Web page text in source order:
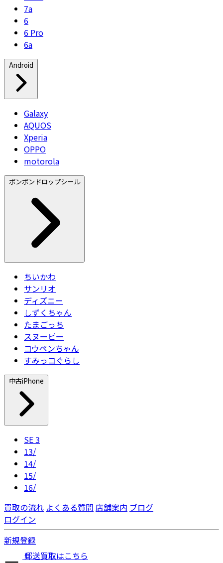
7a
6
6 Pro
6a
Android
Galaxy
AQUOS
Xperia
OPPO
motorola
ボンボンドロップシール
ちいかわ
サンリオ
ディズニー
しずくちゃん
たまごっち
スヌーピー
コウペンちゃん
すみっコぐらし
中古iPhone
SE 3
13/
14/
15/
16/
買取の流れ よくある質問 店舗案内 ブログ
ログイン
新規登録
郵送買取はこちら